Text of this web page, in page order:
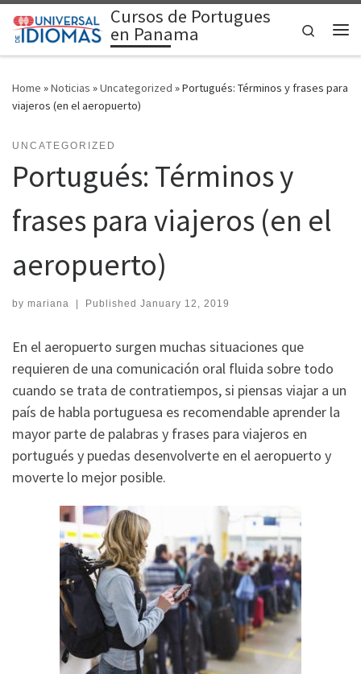
Skip to content Cursos de Portugues
en Panama
Search
Home »Noticias »Uncategorized »Portugués: Términos y frases para
viajeros (en el aeropuerto)
UNCATEGORIZED
Portugués: Términos y
frases para viajeros (en el
aeropuerto)
by mariana Published January 12, 2019
En el aeropuerto surgen muchas situaciones que
requieren de una comunicación oral fluida sobre todo
cuando se trata de contratiempos, si piensas viajar a un
país de habla portuguesa es recomendable aprender la
mayor parte de palabras y frases para viajeros en
portugués y puedas desenvolverte en el aeropuerto y
moverte lo mejor posible.